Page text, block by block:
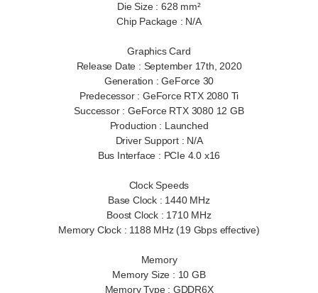
Die Size : 628 mm²
Chip Package : N/A
Graphics Card
Release Date : September 17th, 2020
Generation : GeForce 30
Predecessor : GeForce RTX 2080 Ti
Successor : GeForce RTX 3080 12 GB
Production : Launched
Driver Support : N/A
Bus Interface : PCIe 4.0 x16
Clock Speeds
Base Clock : 1440 MHz
Boost Clock : 1710 MHz
Memory Clock : 1188 MHz (19 Gbps effective)
Memory
Memory Size : 10 GB
Memory Type : GDDR6X